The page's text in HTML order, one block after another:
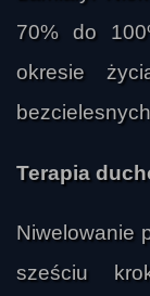
70% do
okresie
Terapia
Niwelowanie
sześciu